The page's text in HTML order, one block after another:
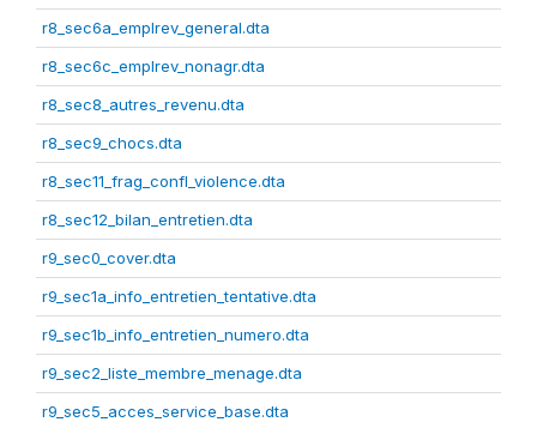
r8_sec6a_emplrev_general.dta
r8_sec6c_emplrev_nonagr.dta
r8_sec8_autres_revenu.dta
r8_sec9_chocs.dta
r8_sec11_frag_confl_violence.dta
r8_sec12_bilan_entretien.dta
r9_sec0_cover.dta
r9_sec1a_info_entretien_tentative.dta
r9_sec1b_info_entretien_numero.dta
r9_sec2_liste_membre_menage.dta
r9_sec5_acces_service_base.dta